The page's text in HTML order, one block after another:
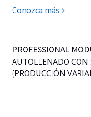
Conozca más
PROFESSIONAL
AUTOLLENADO CON
(PRODUCCIÓN